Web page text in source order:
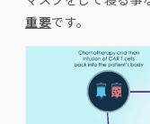
重要です。